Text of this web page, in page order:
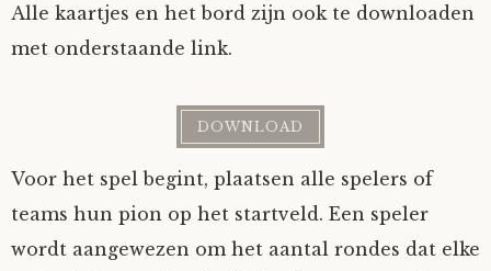
Alle kaartjes en het bord zijn ook te downloaden
met onderstaande link.
DOWNLOAD
Voor het spel begint, plaatsen alle spelers of
teams hun pion op het startveld. Een speler
wordt aangewezen om het aantal rondes dat elke